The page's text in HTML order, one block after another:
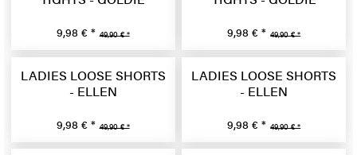
49,90 € *
9,98 € * 49,90 € *
9,98 € *
LADIES LOOSE SHORTS
- ELLEN
49,90 € *
9,98 € *
LADIES LOOSE SHORTS
- ELLEN
49,90 € *
9,98 € *